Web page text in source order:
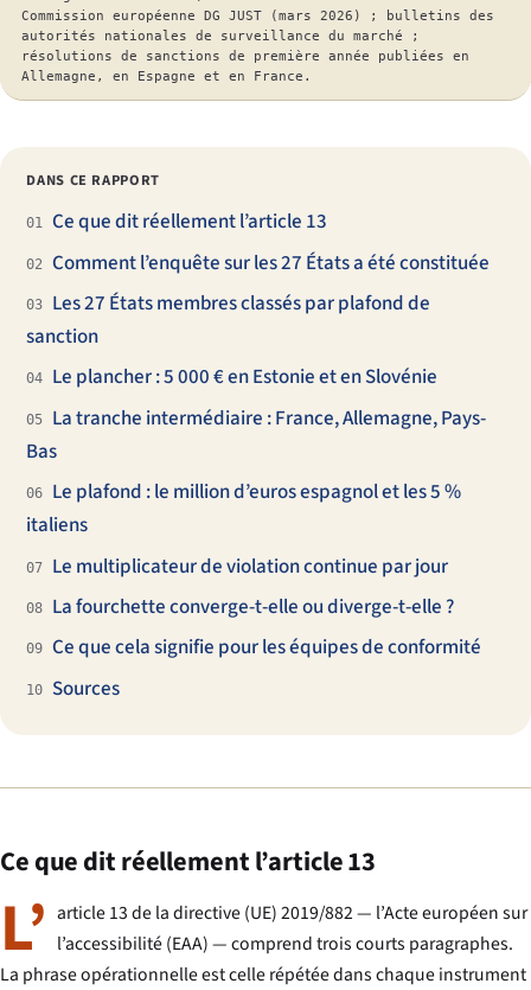
Commission européenne DG JUST (mars 2026) ; bulletins des
autorités nationales de surveillance du marché ;
résolutions de sanctions de première année publiées en
Allemagne, en Espagne et en France.
DANS CE RAPPORT
01 Ce que dit réellement l’article 13
02 Comment l’enquête sur les 27 États a été constituée
03 Les 27 États membres classés par plafond de
sanction
04 Le plancher : 5 000 € en Estonie et en Slovénie
05 La tranche intermédiaire : France, Allemagne, Pays-
Bas
06 Le plafond : le million d’euros espagnol et les 5 %
italiens
07 Le multiplicateur de violation continue par jour
08 La fourchette converge-t-elle ou diverge-t-elle ?
09 Ce que cela signifie pour les équipes de conformité
10 Sources
Ce que dit réellement l’article 13
L’ article 13 de la directive (UE) 2019/882 — l’Acte européen sur
l’accessibilité (EAA) — comprend trois courts paragraphes.
La phrase opérationnelle est celle répétée dans chaque instrument